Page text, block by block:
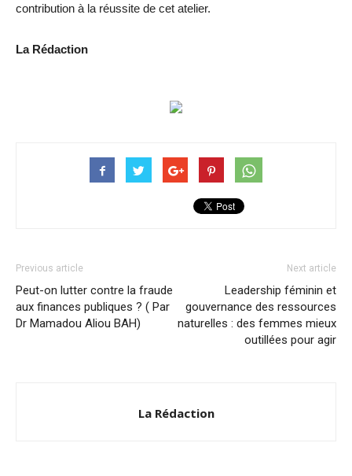
contribution à la réussite de cet atelier.
La Rédaction
Previous article
Peut-on lutter contre la fraude
aux finances publiques ? ( Par
Dr Mamadou Aliou BAH)
Next article
Leadership féminin et
gouvernance des ressources
naturelles : des femmes mieux
outillées pour agir
La Rédaction